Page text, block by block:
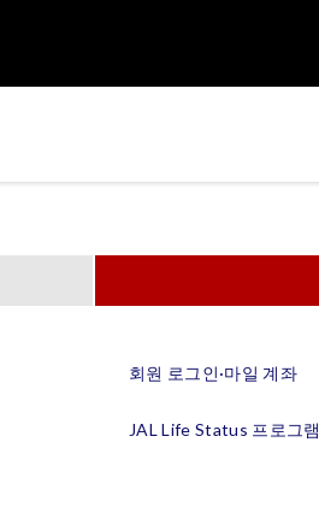
회원 로그인·마일 계좌
JAL Life Status 프로그램